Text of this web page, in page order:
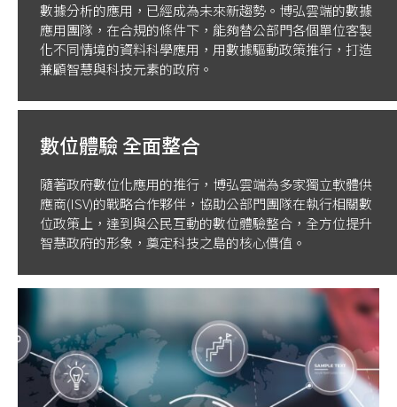
數據分析的應用，已經成為未來新趨勢。博弘雲端的數據
應用團隊，在合規的條件下，能夠替公部門各個單位客製
化不同情境的資料科學應用，用數據驅動政策推行，打造
兼顧智慧與科技元素的政府。
數位體驗 全面整合
隨著政府數位化應用的推行，博弘雲端為多家獨立軟體供
應商(ISV)的戰略合作夥伴，協助公部門團隊在執行相關數
位政策上，達到與公民互動的數位體驗整合，全方位提升
智慧政府的形象，奠定科技之島的核心價值。